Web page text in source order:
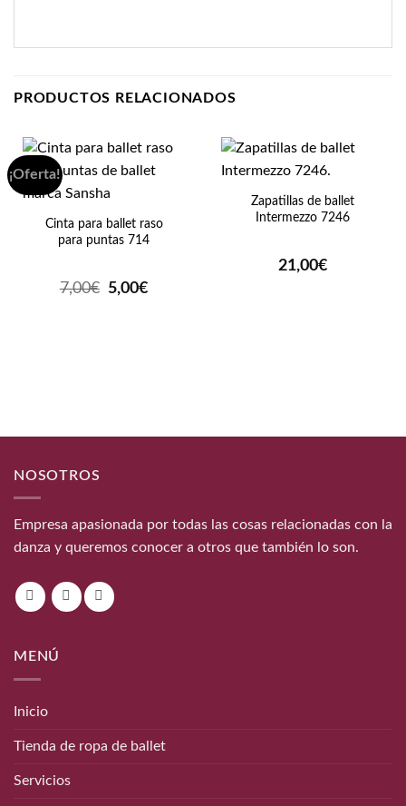
PRODUCTOS RELACIONADOS
¡Oferta!
Cinta para ballet raso
para puntas 714
7,00€ El
5,00€El
Zapatillas de ballet
Intermezzo 7246
21,00€
NOSOTROS
Empresa apasionada por todas las cosas relacionadas con la
danza y queremos conocer a otros que también lo son.
MENÚ
Inicio
Tienda de ropa de ballet
Servicios